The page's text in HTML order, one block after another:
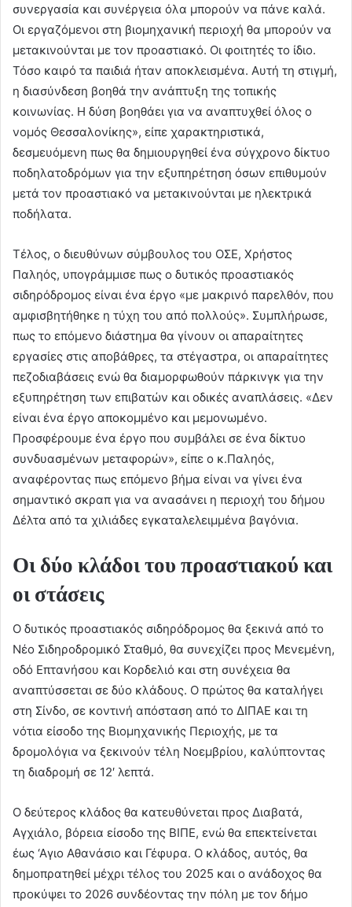
συνεργασία και συνέργεια όλα μπορούν να πάνε καλά.
Οι εργαζόμενοι στη βιομηχανική περιοχή θα μπορούν να
μετακινούνται με τον προαστιακό. Οι φοιτητές το ίδιο.
Τόσο καιρό τα παιδιά ήταν αποκλεισμένα. Αυτή τη στιγμή,
η διασύνδεση βοηθά την ανάπτυξη της τοπικής
κοινωνίας. Η δύση βοηθάει για να αναπτυχθεί όλος ο
νομός Θεσσαλονίκης», είπε χαρακτηριστικά,
δεσμευόμενη πως θα δημιουργηθεί ένα σύγχρονο δίκτυο
ποδηλατοδρόμων για την εξυπηρέτηση όσων επιθυμούν
μετά τον προαστιακό να μετακινούνται με ηλεκτρικά
ποδήλατα.
Τέλος, ο διευθύνων σύμβουλος του ΟΣΕ, Χρήστος
Παληός, υπογράμμισε πως ο δυτικός προαστιακός
σιδηρόδρομος είναι ένα έργο «με μακρινό παρελθόν, που
αμφισβητήθηκε η τύχη του από πολλούς». Συμπλήρωσε,
πως το επόμενο διάστημα θα γίνουν οι απαραίτητες
εργασίες στις αποβάθρες, τα στέγαστρα, οι απαραίτητες
πεζοδιαβάσεις ενώ θα διαμορφωθούν πάρκινγκ για την
εξυπηρέτηση των επιβατών και οδικές αναπλάσεις. «Δεν
είναι ένα έργο αποκομμένο και μεμονωμένο.
Προσφέρουμε ένα έργο που συμβάλει σε ένα δίκτυο
συνδυασμένων μεταφορών», είπε ο κ.Παληός,
αναφέροντας πως επόμενο βήμα είναι να γίνει ένα
σημαντικό σκραπ για να ανασάνει η περιοχή του δήμου
Δέλτα από τα χιλιάδες εγκαταλελειμμένα βαγόνια.
Οι δύο κλάδοι του προαστιακού και
οι στάσεις
Ο δυτικός προαστιακός σιδηρόδρομος θα ξεκινά από το
Νέο Σιδηροδρομικό Σταθμό, θα συνεχίζει προς Μενεμένη,
οδό Επτανήσου και Κορδελιό και στη συνέχεια θα
αναπτύσσεται σε δύο κλάδους. Ο πρώτος θα καταλήγει
στη Σίνδο, σε κοντινή απόσταση από το ΔΙΠΑΕ και τη
νότια είσοδο της Βιομηχανικής Περιοχής, με τα
δρομολόγια να ξεκινούν τέλη Νοεμβρίου, καλύπτοντας
τη διαδρομή σε 12′ λεπτά.
Ο δεύτερος κλάδος θα κατευθύνεται προς Διαβατά,
Αγχιάλο, βόρεια είσοδο της ΒΙΠΕ, ενώ θα επεκτείνεται
έως ‘Αγιο Αθανάσιο και Γέφυρα. Ο κλάδος, αυτός, θα
δημοπρατηθεί μέχρι τέλος του 2025 και ο ανάδοχος θα
προκύψει το 2026 συνδέοντας την πόλη με τον δήμο